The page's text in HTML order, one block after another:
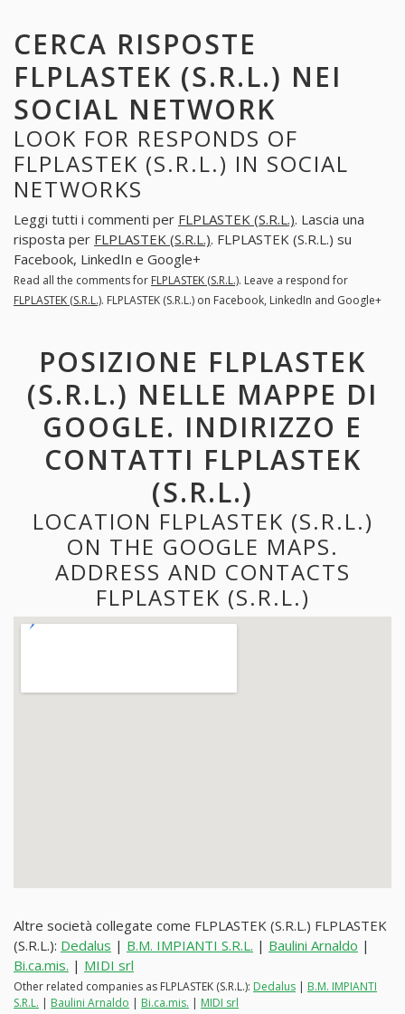
CERCA RISPOSTE
FLPLASTEK (S.R.L.) NEI
SOCIAL NETWORK
LOOK FOR RESPONDS OF
FLPLASTEK (S.R.L.) IN SOCIAL
NETWORKS
Leggi tutti i commenti per FLPLASTEK (S.R.L.). Lascia una
risposta per FLPLASTEK (S.R.L.). FLPLASTEK (S.R.L.) su
Facebook, LinkedIn e Google+
Read all the comments for FLPLASTEK (S.R.L.). Leave a respond for
FLPLASTEK (S.R.L.). FLPLASTEK (S.R.L.) on Facebook, LinkedIn and Google+
POSIZIONE FLPLASTEK
(S.R.L.) NELLE MAPPE DI
GOOGLE. INDIRIZZO E
CONTATTI FLPLASTEK
(S.R.L.)
LOCATION FLPLASTEK (S.R.L.)
ON THE GOOGLE MAPS.
ADDRESS AND CONTACTS
FLPLASTEK (S.R.L.)
Altre società collegate come FLPLASTEK (S.R.L.) FLPLASTEK
(S.R.L.): Dedalus | B.M. IMPIANTI S.R.L. | Baulini Arnaldo |
Bi.ca.mis. | MIDI srl
Other related companies as FLPLASTEK (S.R.L.): Dedalus | B.M. IMPIANTI
S.R.L. | Baulini Arnaldo | Bi.ca.mis. | MIDI srl